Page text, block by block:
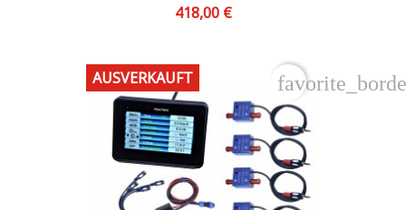
Preis
418,00 €
AUSVERKAUFT